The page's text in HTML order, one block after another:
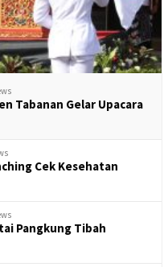
Tabanan Gelar Upacara
Cek Kesehatan
Pangkung Tibah